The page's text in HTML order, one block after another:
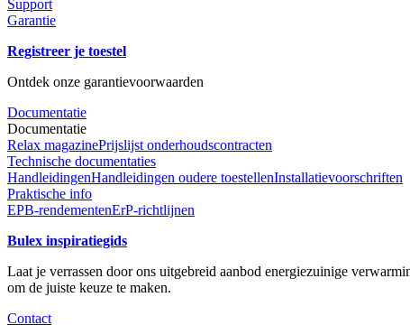
Support
Garantie
Registreer je toestel
Ontdek onze garantievoorwaarden
Documentatie
Documentatie
Relax magazinePrijslijst onderhoudscontracten
Technische documentaties
HandleidingenHandleidingen oudere toestellenInstallatievoorschriften
Praktische info
EPB-rendementenErP-richtlijnen
Bulex inspiratiegids
Laat je verrassen door ons uitgebreid aanbod energiezuinige
om de juiste keuze te maken.
Contact